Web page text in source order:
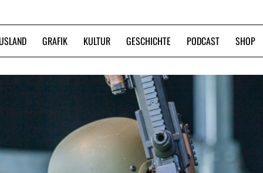
GRAFIK KULTUR GESCHICHTE PODCAST SHOP